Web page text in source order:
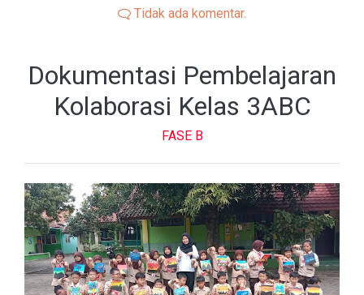
Tidak ada komentar.
Dokumentasi Pembelajaran
Kolaborasi Kelas 3ABC
FASE B